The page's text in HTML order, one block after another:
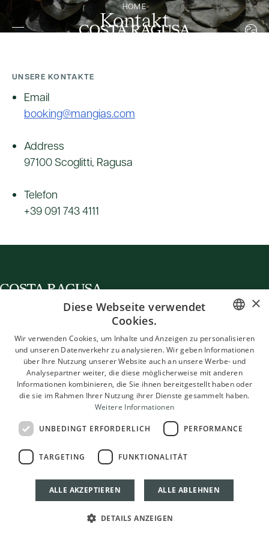
HOME
Kontakt
UNSERE KONTAKTE
Email
booking@mangias.com
Address
97100 Scoglitti, Ragusa
Telefon
+39 091 743 4111
DestinationStaying in Costa Ragusa Entering in Costa Ragusa AktuellesKontakt
© 2026 Costa Ragusa
BORGO SICILIA S.R.L.
Via Lanzone 31, 20123 Milano (MI)
P.IVA 13519010964 - SDI: 5LCNP8C
Cookie policyPrivacy policyTransparente GeschäftsbedingungenRBC Policy
Italian
EnglishFrenchGerman
ITALIAN
FRENCH
GERMAN
×
Diese Webseite verwendet
Cookies.
Wir verwenden Cookies, um Inhalte und Anzeigen zu personalisieren
und unseren Datenverkehr zu analysieren. Wir geben Informationen
über Ihre Nutzung unserer Website auch an unsere Werbe- und
Analysepartner weiter, die diese möglicherweise mit anderen
Informationen kombinieren, die Sie ihnen bereitgestellt haben oder
die sie im Rahmen Ihrer Nutzung ihrer Dienste gesammelt haben.
Weitere Informationen
UNBEDINGT ERFORDERLICH PERFORMANCE
TARGETING FUNKTIONALITÄT
ALLE AKZEPTIEREN ALLE ABLEHNEN
DETAILS ANZEIGEN